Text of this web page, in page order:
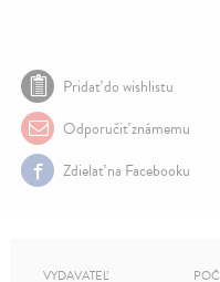
Pridať do wishlistu
Odporučiť známemu
Zdielať na Facebooku
VYDAVATEĽ